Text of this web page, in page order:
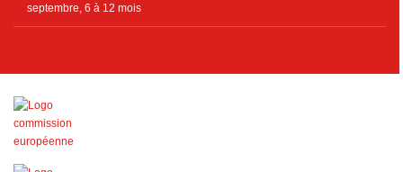
septembre, 6 à 12 mois